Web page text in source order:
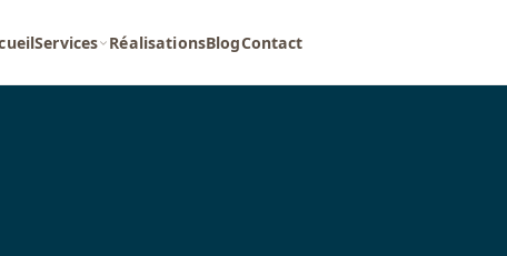
Services RéalisationsBlogContact